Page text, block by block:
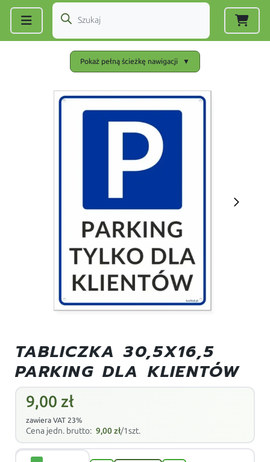
Pokaż pełną ścieżkę nawigacji ▼
TABLICZKA 30,5X16,5
PARKING DLA KLIENTÓW
9,00 zł
zawiera VAT 23%
Cena jedn. brutto: 9,00zł/1szt.